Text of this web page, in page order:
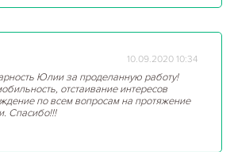
10.09.2020 10:34
Юлии за проделанную работу!
отстаивание интересов
по всем вопросам на протяжение
Спасибо!!!